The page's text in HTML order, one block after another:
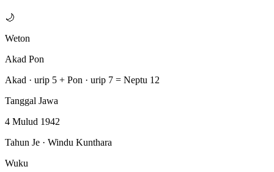
🌙
Weton
Akad Pon
Akad · urip 5 + Pon · urip 7 = Neptu 12
Tanggal Jawa
4 Mulud 1942
Tahun Je · Windu Kunthara
Wuku